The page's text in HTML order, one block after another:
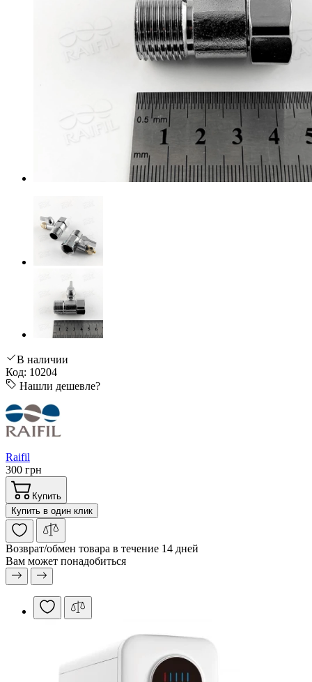
В наличии
Код: 10204
Нашли дешевле?
Raifil
300 грн
Купить
Купить в один клик
Возврат/обмен товара в течение 14 дней
Вам может понадобиться